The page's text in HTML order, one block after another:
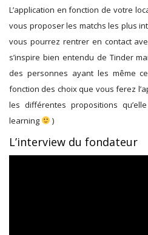
L’application en fonction de votre
vous proposer les matchs les plus
vous pourrez rentrer en contact
s’inspire bien entendu de Tinder
des personnes ayant les même
fonction des choix que vous ferez
les différentes propositions
learning
)
L’interview du fondateur